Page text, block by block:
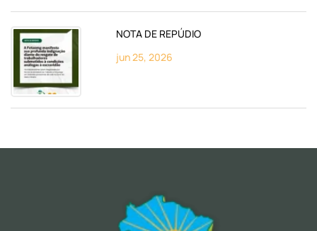
NOTA DE REPÚDIO
jun 25, 2026